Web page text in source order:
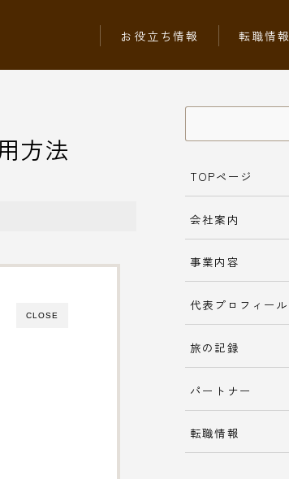
お役立ち情報 転職情報
方法
CLOSE
TOPページ
会社案内
事業内容
代表プロフィール
旅の記録
パートナー
転職情報